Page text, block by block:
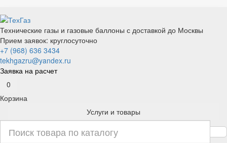
Технические газы и газовые баллоны с доставкой до Москвы
Прием заявок: круглосуточно
+7 (968) 636 3434
tekhgazru@yandex.ru
Заявка на расчет
0
Корзина
Услуги и товары